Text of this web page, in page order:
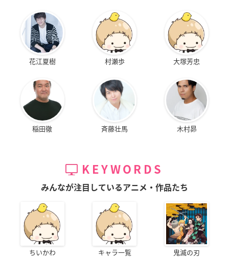
花江夏樹 村瀬歩 大塚芳忠
稲田徹 斉藤壮馬 木村昴
KEYWORDS
みんなが注目しているアニメ・作品たち
ちいかわ キャラ一覧 鬼滅の刃